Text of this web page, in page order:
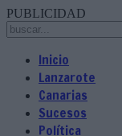
PUBLICIDAD
Inicio
Lanzarote
Canarias
Sucesos
Política